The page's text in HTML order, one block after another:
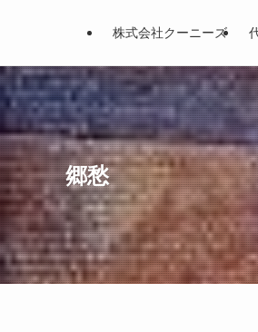
株式会社クーニーズ
郷愁